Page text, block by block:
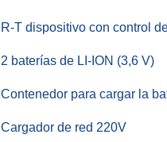
R-T dispositivo con control
2 baterías de LI-ION (3,6 V)
Contenedor para cargar la
Cargador de red 220V